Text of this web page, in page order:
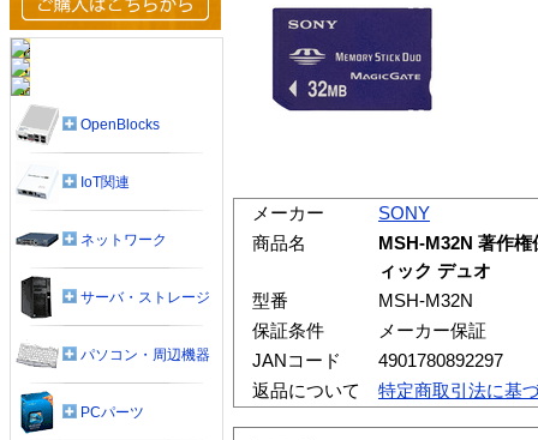
メーカー
SONY
商品名
MSH-M32N 著作
ィック デュオ
型番
MSH-M32N
保証条件
メーカー保証
JANコード
4901780892297
返品について
特定商取引法に基
OpenBlocks
IoT関連
ネットワーク
サーバ・ストレージ
パソコン・周辺機器
PCパーツ